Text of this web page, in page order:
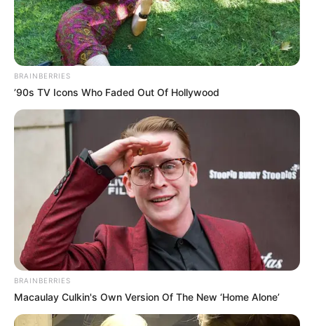
BRAINBERRIES
’90s TV Icons Who Faded Out Of Hollywood
BRAINBERRIES
Macaulay Culkin's Own Version Of The New ‘Home Alone’